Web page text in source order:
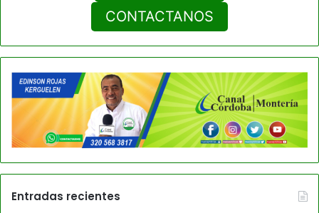
CONTACTANOS
Entradas recientes